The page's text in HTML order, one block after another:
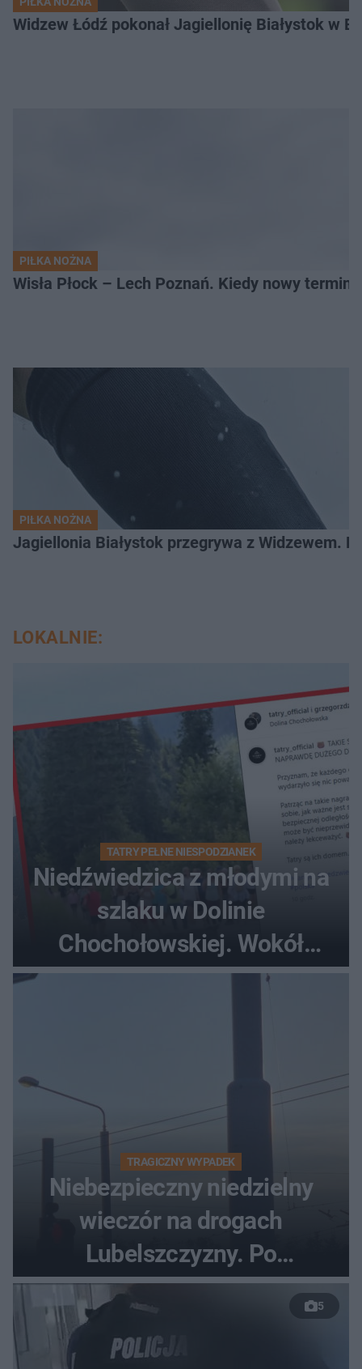
Widzew Łódź pokonał Jagiellonię Białystok w
PIŁKA NOŻNA
Wisła Płock – Lech Poznań. Kiedy nowy termin
PIŁKA NOŻNA
Jagiellonia Białystok przegrywa z Widzewem.
LOKALNIE:
TATRY PEŁNE NIESPODZIANEK
Niedźwiedzica z młodymi na
szlaku w Dolinie
Chochołowskiej. Wokół
TRAGICZNY WYPADEK
Niebezpieczny niedzielny
wieczór na drogach
Lubelszczyzny. Po
nieudanym manewrze
wyprzedzania zginął
kierowca auta
5